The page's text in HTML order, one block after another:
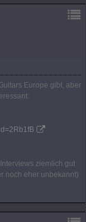
Europe gibt, aber
ziemlich gut
noch eher unbekannt)